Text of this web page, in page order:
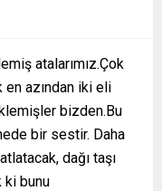
atalarımız.Çok
azından iki eli
bizden.Bu
bir sestir. Daha
dağı taşı
ki bunu